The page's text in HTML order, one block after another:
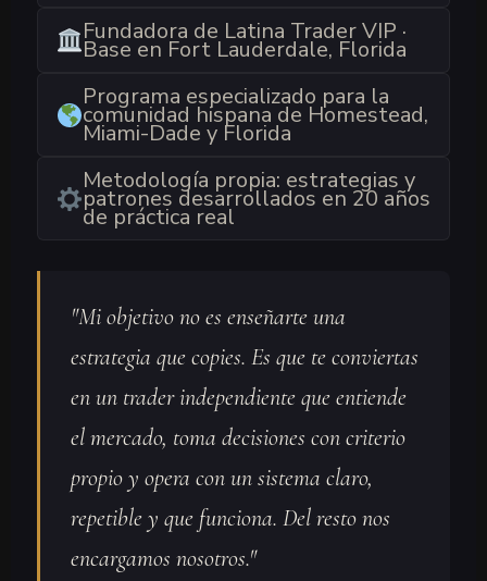
Fundadora de Latina Trader VIP ·
Base en Fort Lauderdale, Florida
Programa especializado para la
comunidad hispana de Homestead,
Miami-Dade y Florida
Metodología propia: estrategias y
patrones desarrollados en 20 años
de práctica real
"Mi objetivo no es enseñarte una
estrategia que copies. Es que te conviertas
en un trader independiente que entiende
el mercado, toma decisiones con criterio
propio y opera con un sistema claro,
repetible y que funciona. Del resto nos
encargamos nosotros."